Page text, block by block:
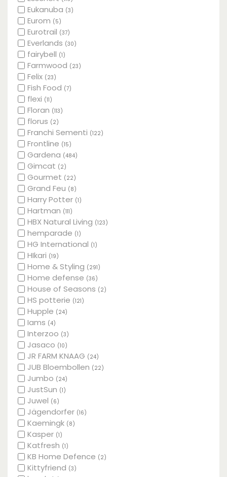
Eukanuba (3)
Eurom (5)
Eurotrail (37)
Everlands (30)
fairybell (1)
Farmwood (23)
Felix (23)
Fish Food (7)
flexi (11)
Floran (113)
florus (2)
Franchi Sementi (122)
Frontline (15)
Gardena (484)
Gimcat (2)
Gourmet (22)
Grand Feu (8)
Harry Potter (1)
Hartman (111)
HBX Natural Living (123)
hemparade (1)
HG International (1)
HIkari (19)
Home & Styling (291)
Home defense (36)
House of Seasons (2)
HS potterie (121)
Hupple (24)
Iams (4)
Interzoo (3)
Jasaco (10)
JR FARM KNAAG (24)
JUB Bloembollen (22)
Jumbo (24)
JustSun (1)
Juwel (6)
Jägendorfer (16)
Kaemingk (8)
Kasper (1)
Katfresh (1)
KB Home Defence (2)
Kittyfriend (3)